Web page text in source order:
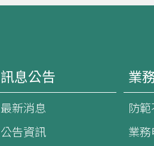
訊息公告
最新消息
公告資訊
業
防
業務